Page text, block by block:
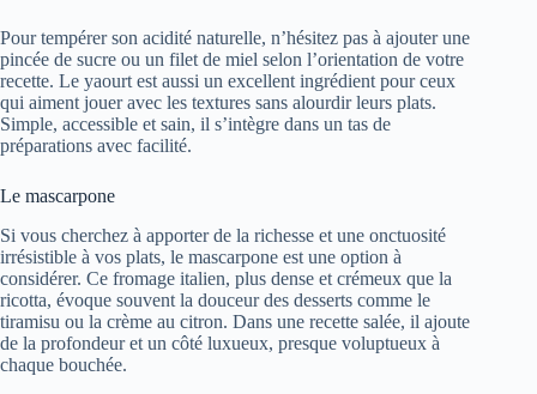
Pour tempérer son acidité naturelle, n’hésitez pas à ajouter une
pincée de sucre ou un filet de miel selon l’orientation de votre
recette. Le yaourt est aussi un excellent ingrédient pour ceux
qui aiment jouer avec les textures sans alourdir leurs plats.
Simple, accessible et sain, il s’intègre dans un tas de
préparations avec facilité.
Le mascarpone
Si vous cherchez à apporter de la richesse et une onctuosité
irrésistible à vos plats, le mascarpone est une option à
considérer. Ce fromage italien, plus dense et crémeux que la
ricotta, évoque souvent la douceur des desserts comme le
tiramisu ou la crème au citron. Dans une recette salée, il ajoute
de la profondeur et un côté luxueux, presque voluptueux à
chaque bouchée.